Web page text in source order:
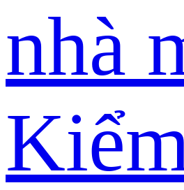
nhà